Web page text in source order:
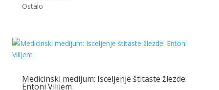
Ostalo
Medicinski medijum: Isceljenje štitaste žlezde:
Entoni Vilijem